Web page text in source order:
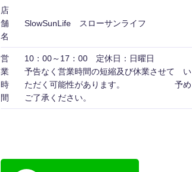
店
舗
名
SlowSunLife スローサンライフ
営
業
時
間
10：00～17：00 定休日：日曜日
予告なく営業時間の短縮及び休業させて い
ただく可能性があります。 予め
ご了承ください。